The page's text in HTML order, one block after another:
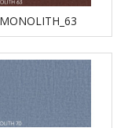
MONOLITH_63